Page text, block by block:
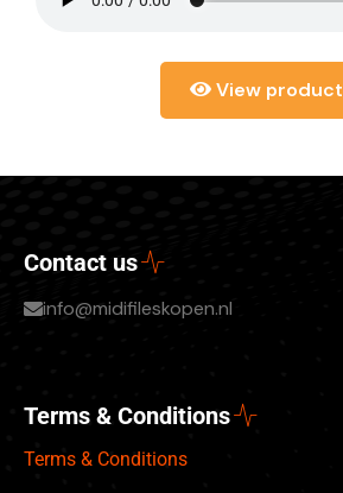
View product
Contact us
info@midifileskopen.nl
Terms & Conditions
Terms & Conditions